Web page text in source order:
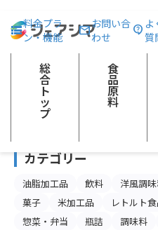
料金プラ
ン・機能
お問い合
わせ
よ
質
総
合
ト
ッ
プ
食
品
原
料
総合トップ OEM・PB募集一覧
OEM・
区分
カテゴリー
油脂加工品 飲料 洋風調
菓子
米加工品 レトルト
惣菜・弁当
瓶詰 調味料